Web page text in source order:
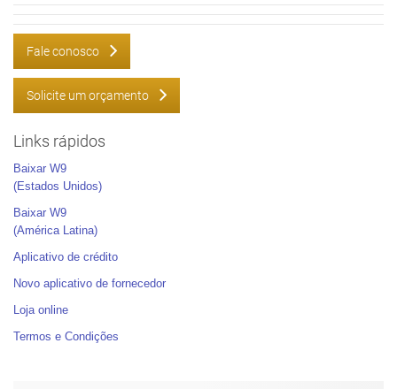
Fale conosco
Solicite um orçamento
Links rápidos
Baixar W9
(Estados Unidos)
Baixar W9
(América Latina)
Aplicativo de crédito
Novo aplicativo de fornecedor
Loja online
Termos e Condições